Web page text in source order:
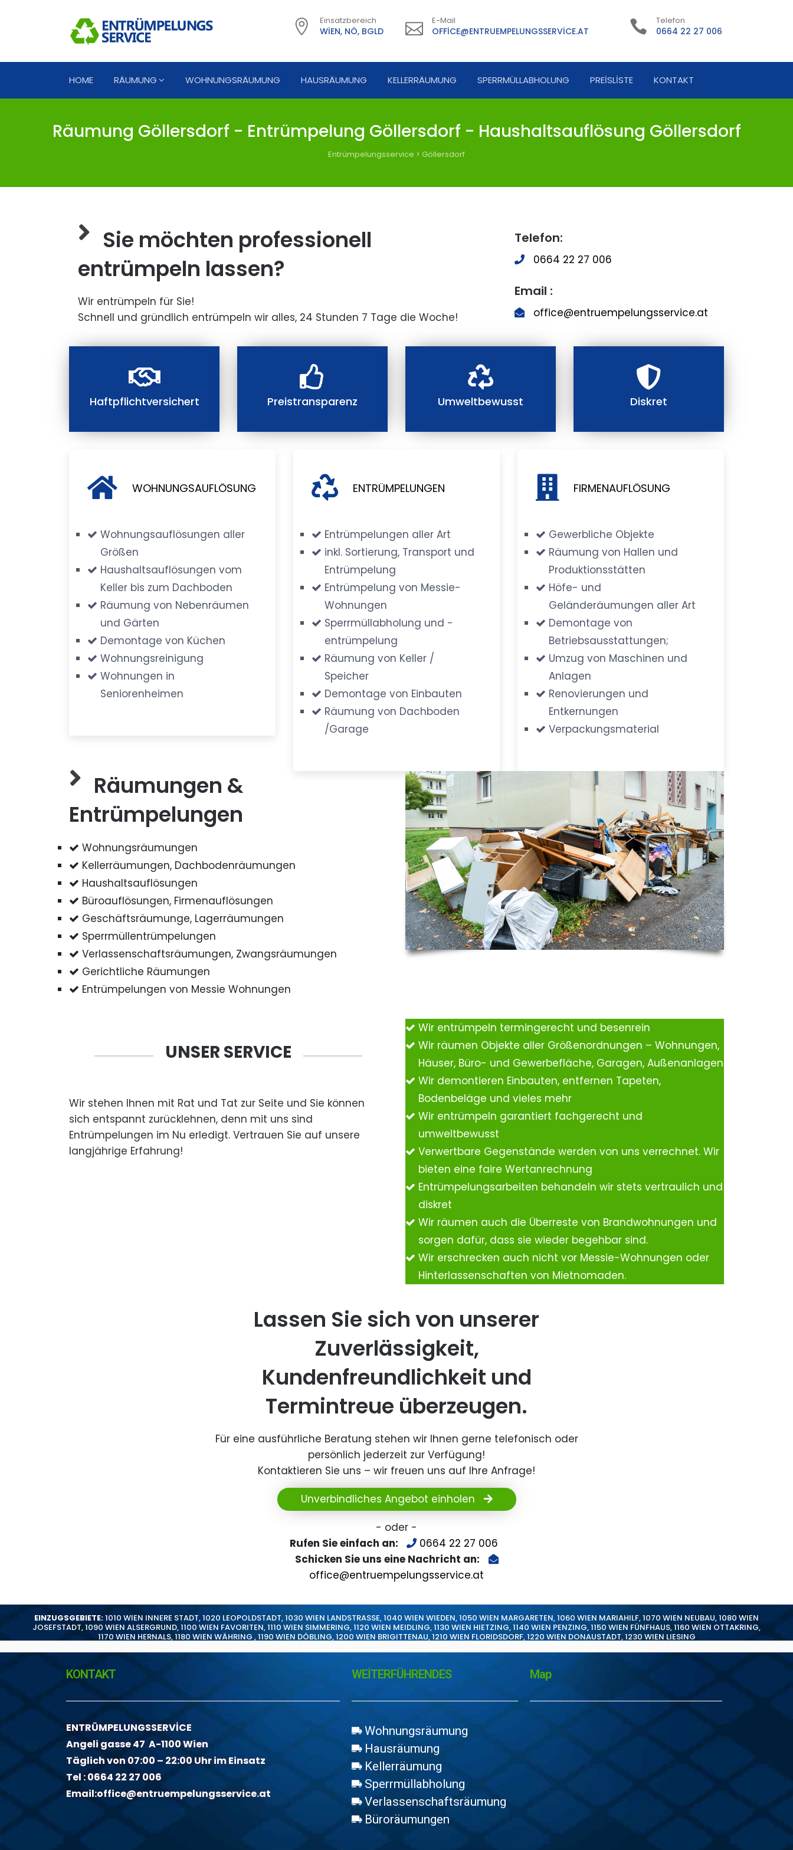
Einsatzbereich
WIEN, NÖ, BGLD
E-Mail
OFFICE@ENTRUEMPELUNGSSERVICE.AT
Telefon
0664 22 27 006
HOME RÄUMUNG WOHNUNGSRÄUMUNG HAUSRÄUMUNG KELLERRÄUMUNG SPERRMÜLLABHOLUNG PREISLISTE KONTAKT
Räumung Göllersdorf - Entrümpelung Göllersdorf - Haushaltsauflösung Göllersdorf
Entrümpelungsservice > Göllersdorf
Sie möchten professionell
entrümpeln lassen?
Wir entrümpeln für Sie!
Schnell und gründlich entrümpeln wir alles, 24 Stunden 7 Tage die Woche!
Telefon:
0664 22 27 006
Email :
office@entruempelungsservice.at
Haftpflichtversichert Preistransparenz Umweltbewusst Diskret
WOHNUNGSAUFLÖSUNG
Wohnungsauflösungen aller
Größen
Haushaltsauflösungen vom
Keller bis zum Dachboden
Räumung von Nebenräumen
und Gärten
Demontage von Küchen
Wohnungsreinigung
Wohnungen in
Seniorenheimen
ENTRÜMPELUNGEN
Entrümpelungen aller Art
inkl. Sortierung, Transport und
Entrümpelung
Entrümpelung von Messie-
Wohnungen
Sperrmüllabholung und -
entrümpelung
Räumung von Keller /
Speicher
Demontage von Einbauten
Räumung von Dachboden
/Garage
FIRMENAUFLÖSUNG
Gewerbliche Objekte
Räumung von Hallen und
Produktionsstätten
Höfe- und
Geländeräumungen aller Art
Demontage von
Betriebsausstattungen;
Umzug von Maschinen und
Anlagen
Renovierungen und
Entkernungen
Verpackungsmaterial
Räumungen &
Entrümpelungen
Wohnungsräumungen
Kellerräumungen, Dachbodenräumungen
Haushaltsauflösungen
Büroauflösungen, Firmenauflösungen
Geschäftsräumunge, Lagerräumungen
Sperrmüllentrümpelungen
Verlassenschaftsräumungen, Zwangsräumungen
Gerichtliche Räumungen
Entrümpelungen von Messie Wohnungen
UNSER SERVICE
Wir stehen Ihnen mit Rat und Tat zur Seite und Sie können
sich entspannt zurücklehnen, denn mit uns sind
Entrümpelungen im Nu erledigt. Vertrauen Sie auf unsere
langjährige Erfahrung!
Wir entrümpeln termingerecht und besenrein
Wir räumen Objekte aller Größenordnungen – Wohnungen,
Häuser, Büro- und Gewerbefläche, Garagen, Außenanlagen
Wir demontieren Einbauten, entfernen Tapeten,
Bodenbeläge und vieles mehr
Wir entrümpeln garantiert fachgerecht und
umweltbewusst
Verwertbare Gegenstände werden von uns verrechnet. Wir
bieten eine faire Wertanrechnung
Entrümpelungsarbeiten behandeln wir stets vertraulich und
diskret
Wir räumen auch die Überreste von Brandwohnungen und
sorgen dafür, dass sie wieder begehbar sind.
Wir erschrecken auch nicht vor Messie-Wohnungen oder
Hinterlassenschaften von Mietnomaden.
Lassen Sie sich von unserer
Zuverlässigkeit,
Kundenfreundlichkeit und
Termintreue überzeugen.
Für eine ausführliche Beratung stehen wir Ihnen gerne telefonisch oder
persönlich jederzeit zur Verfügung!
Kontaktieren Sie uns – wir freuen uns auf Ihre Anfrage!
Unverbindliches Angebot einholen
- oder -
Rufen Sie einfach an:
0664 22 27 006
Schicken Sie uns eine Nachricht an:
office@entruempelungsservice.at
EINZUGSGEBIETE:1010 WIEN INNERE STADT,1020 LEOPOLDSTADT,1030 WIEN LANDSTRASSE,1040 WIEN WIEDEN,1050 WIEN MARGARETEN,1060 WIEN MARIAHILF,1070 WIEN NEUBAU,1080 WIEN
JOSEFSTADT,1090 WIEN ALSERGRUND,1100 WIEN FAVORITEN,1110 WIEN SIMMERING,1120 WIEN MEIDLING,1130 WIEN HIETZING,1140 WIEN PENZING,1150 WIEN FÜNFHAUS,1160 WIEN OTTAKRING,
1170 WIEN HERNALS,1180 WIEN WÄHRING ,1190 WIEN DÖBLING,1200 WIEN BRIGITTENAU,1210 WIEN FLORIDSDORF,1220 WIEN DONAUSTADT,1230 WIEN LIESING
KONTAKT
ENTRÜMPELUNGSSERVİCE
Angeli gasse 47 A-1100 Wien
Täglich von 07:00 – 22:00 Uhr im Einsatz
Tel :0664 22 27 006
Email:office@entruempelungsservice.at
WEİTERFÜHRENDES
Wohnungsräumung
Hausräumung
Kellerräumung
Sperrmüllabholung
Verlassenschaftsräumung
Büroräumungen
Map